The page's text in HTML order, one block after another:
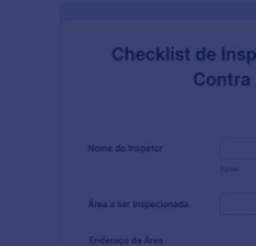
seus clientes saibam
disso, sincronize com